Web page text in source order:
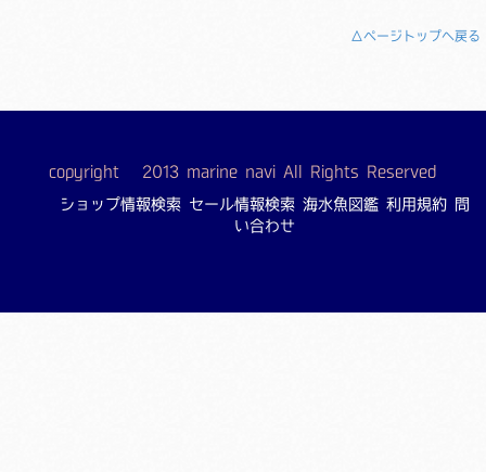
△ページトップへ戻る
copyright © 2013 marine navi All Rights Reserved
ショップ情報検索 セール情報検索 海水魚図鑑 利用規約
問
い合わせ